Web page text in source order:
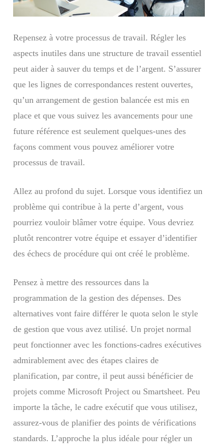
Repensez à votre processus de travail. Régler les
aspects inutiles dans une structure de travail essentiel
peut aider à sauver du temps et de l’argent. S’assurer
que les lignes de correspondances restent ouvertes,
qu’un arrangement de gestion balancée est mis en
place et que vous suivez les avancements pour une
future référence est seulement quelques-unes des
façons comment vous pouvez améliorer votre
processus de travail.
Allez au profond du sujet. Lorsque vous identifiez un
problème qui contribue à la perte d’argent, vous
pourriez vouloir blâmer votre équipe. Vous devriez
plutôt rencontrer votre équipe et essayer d’identifier
des échecs de procédure qui ont créé le problème.
Pensez à mettre des ressources dans la
programmation de la gestion des dépenses. Des
alternatives vont faire différer le quota selon le style
de gestion que vous avez utilisé. Un projet normal
peut fonctionner avec les fonctions-cadres exécutives
admirablement avec des étapes claires de
planification, par contre, il peut aussi bénéficier de
projets comme Microsoft Project ou Smartsheet. Peu
importe la tâche, le cadre exécutif que vous utilisez,
assurez-vous de planifier des points de vérifications
standards. L’approche la plus idéale pour régler un